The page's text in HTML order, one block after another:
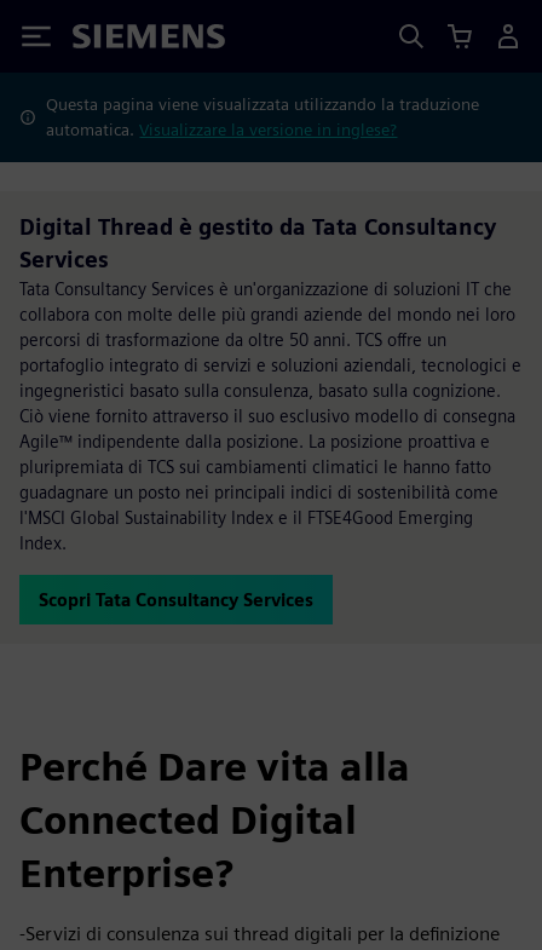
Siemens
Questa pagina viene visualizzata utilizzando la traduzione
automatica.Visualizzare la versione in inglese?
Digital Thread è gestito da Tata Consultancy
Services
Tata Consultancy Services è un'organizzazione di soluzioni IT che
collabora con molte delle più grandi aziende del mondo nei loro
percorsi di trasformazione da oltre 50 anni. TCS offre un
portafoglio integrato di servizi e soluzioni aziendali, tecnologici e
ingegneristici basato sulla consulenza, basato sulla cognizione.
Ciò viene fornito attraverso il suo esclusivo modello di consegna
Agile™ indipendente dalla posizione. La posizione proattiva e
pluripremiata di TCS sui cambiamenti climatici le hanno fatto
guadagnare un posto nei principali indici di sostenibilità come
l'MSCI Global Sustainability Index e il FTSE4Good Emerging
Index.
Scopri Tata Consultancy Services
Perché Dare vita alla
Connected Digital
Enterprise?
-Servizi di consulenza sui thread digitali per la definizione